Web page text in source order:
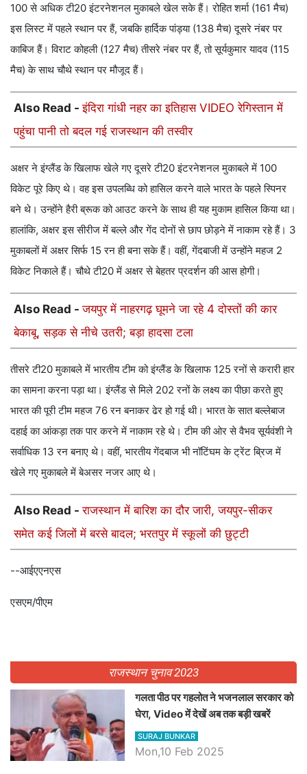
100 से अधिक टी20 इंटरनेशनल मुकाबले खेल सके हैं। रोहित शर्मा (161 मैच)
इस लिस्ट में पहले स्थान पर हैं, जबकि हार्दिक पांड्या (138 मैच) दूसरे नंबर पर
काबिज हैं। विराट कोहली (127 मैच) तीसरे नंबर पर हैं, तो सूर्यकुमार यादव (115
मैच) के साथ चौथे स्थान पर मौजूद हैं।
Also Read -इंदिरा गांधी नहर का इतिहास VIDEO रेगिस्तान में
पहुंचा पानी तो बदल गई राजस्थान की तस्वीर
अक्षर ने इंग्लैंड के खिलाफ खेले गए दूसरे टी20 इंटरनेशनल मुकाबले में 100
विकेट पूरे किए थे। वह इस उपलब्धि को हासिल करने वाले भारत के पहले स्पिनर
बने थे। उन्होंने हैरी ब्रूक को आउट करने के साथ ही यह मुकाम हासिल किया था।
हालांकि, अक्षर इस सीरीज में बल्ले और गेंद दोनों से छाप छोड़ने में नाकाम रहे हैं। 3
मुकाबलों में अक्षर सिर्फ 15 रन ही बना सके हैं। वहीं, गेंदबाजी में उन्होंने महज 2
विकेट निकाले हैं। चौथे टी20 में अक्षर से बेहतर प्रदर्शन की आस होगी।
Also Read -जयपुर में नाहरगढ़ घूमने जा रहे 4 दोस्तों की कार
बेकाबू, सड़क से नीचे उतरी; बड़ा हादसा टला
तीसरे टी20 मुकाबले में भारतीय टीम को इंग्लैंड के खिलाफ 125 रनों से करारी हार
का सामना करना पड़ा था। इंग्लैंड से मिले 202 रनों के लक्ष्य का पीछा करते हुए
भारत की पूरी टीम महज 76 रन बनाकर ढेर हो गई थी। भारत के सात बल्लेबाज
दहाई का आंकड़ा तक पार करने में नाकाम रहे थे। टीम की ओर से वैभव सूर्यवंशी ने
सर्वाधिक 13 रन बनाए थे। वहीं, भारतीय गेंदबाज भी नॉटिंघम के ट्रेंट ब्रिज में
खेले गए मुकाबले में बेअसर नजर आए थे।
Also Read -राजस्थान में बारिश का दौर जारी, जयपुर-सीकर
समेत कई जिलों में बरसे बादल; भरतपुर में स्कूलों की छुट्टी
--आईएएनएस
एसएम/पीएम
राजस्थान चुनाव 2023
गलता पीठ पर गहलोत ने भजनलाल सरकार को
घेरा, Video में देखें अब तक बड़ी खबरें
SURAJ BUNKAR
Mon,10 Feb 2025